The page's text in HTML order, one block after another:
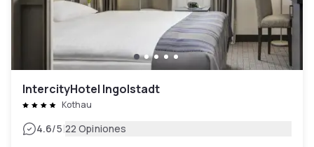
IntercityHotel Ingolstadt
Kothau
4.6/5|22 Opiniones